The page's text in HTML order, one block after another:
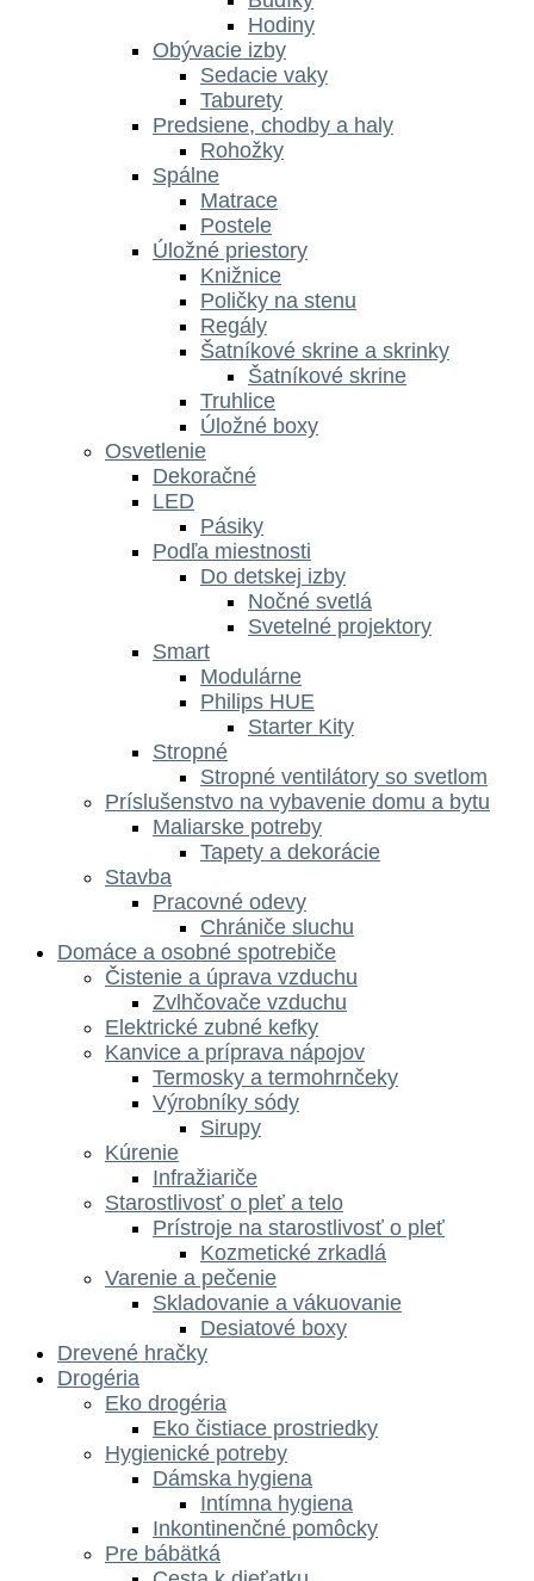
Hodiny
Obývacie izby
Sedacie vaky
Taburety
Predsiene, chodby a haly
Rohožky
Spálne
Matrace
Postele
Úložné priestory
Knižnice
Poličky na stenu
Regály
Šatníkové skrine a skrinky
Šatníkové skrine
Truhlice
Úložné boxy
Osvetlenie
Dekoračné
LED
Pásiky
Podľa miestnosti
Do detskej izby
Nočné svetlá
Svetelné projektory
Smart
Modulárne
Philips HUE
Starter Kity
Stropné
Stropné ventilátory so svetlom
Príslušenstvo na vybavenie domu a bytu
Maliarske potreby
Tapety a dekorácie
Stavba
Pracovné odevy
Chrániče sluchu
Domáce a osobné spotrebiče
Čistenie a úprava vzduchu
Zvlhčovače vzduchu
Elektrické zubné kefky
Kanvice a príprava nápojov
Termosky a termohrnčeky
Výrobníky sódy
Sirupy
Kúrenie
Infražiariče
Starostlivosť o pleť a telo
Prístroje na starostlivosť o pleť
Kozmetické zrkadlá
Varenie a pečenie
Skladovanie a vákuovanie
Desiatové boxy
Drevené hračky
Drogéria
Eko drogéria
Eko čistiace prostriedky
Hygienické potreby
Dámska hygiena
Intímna hygiena
Inkontinenčné pomôcky
Pre bábätká